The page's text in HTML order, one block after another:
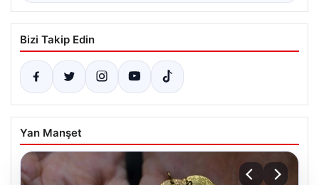
Bizi Takip Edin
Yan Manşet